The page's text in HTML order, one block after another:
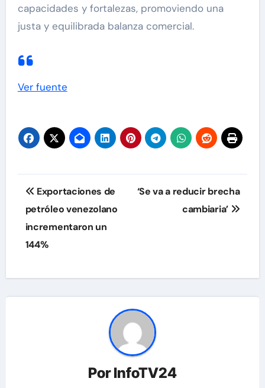
capacidades y fortalezas, promoviendo una
justa y equilibrada balanza comercial.
Ver fuente
Navegación
de
entradas
Exportaciones de
petróleo venezolano
incrementaron un
144%
‘Se va a reducir brecha
cambiaria’
PorInfoTV24